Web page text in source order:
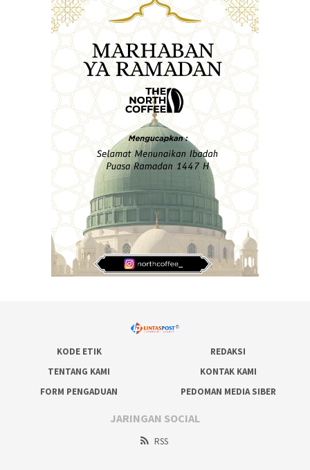
KODE ETIK
REDAKSI
TENTANG KAMI
KONTAK KAMI
FORM PENGADUAN
PEDOMAN MEDIA SIBER
JARINGAN SOCIAL
RSS